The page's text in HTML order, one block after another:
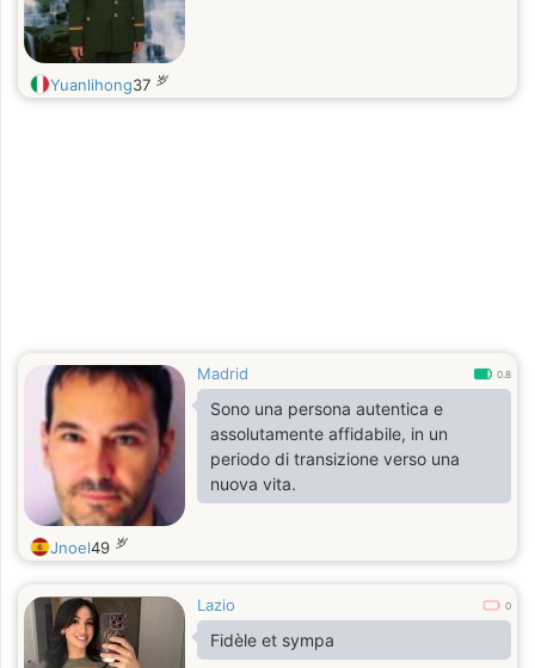
Yuanlihong37 岁
Madrid 0.8
Sono una persona autentica e
assolutamente affidabile, in un
periodo di transizione verso una
nuova vita.
Jnoel49 岁
Lazio 0
Fidèle et sympa